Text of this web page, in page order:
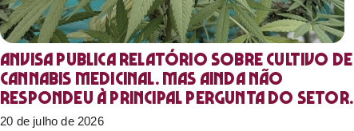
Anvisa publica relatório sobre cultivo de
Cannabis medicinal. Mas ainda não
respondeu à principal pergunta do setor.
20 de julho de 2026